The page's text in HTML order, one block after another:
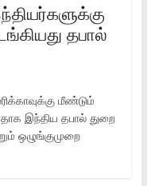
தபால்
மீண்டும்
இந்திய தபால் துறை
ஒழுங்குமுறை